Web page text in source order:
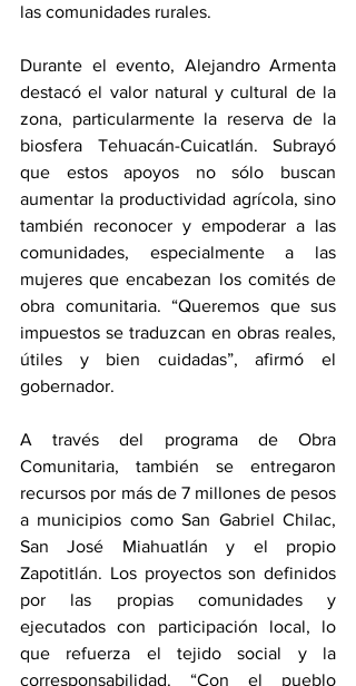
las comunidades rurales.
Durante el evento, Alejandro Armenta
destacó el valor natural y cultural de la
zona, particularmente la reserva de la
biosfera Tehuacán-Cuicatlán. Subrayó
que estos apoyos no sólo buscan
aumentar la productividad agrícola, sino
también reconocer y empoderar a las
comunidades, especialmente a las
mujeres que encabezan los comités de
obra comunitaria. “Queremos que sus
impuestos se traduzcan en obras reales,
útiles y bien cuidadas”, afirmó el
gobernador.
A través del programa de Obra
Comunitaria, también se entregaron
recursos por más de 7 millones de pesos
a municipios como San Gabriel Chilac,
San José Miahuatlán y el propio
Zapotitlán. Los proyectos son definidos
por las propias comunidades y
ejecutados con participación local, lo
que refuerza el tejido social y la
corresponsabilidad. “Con el pueblo